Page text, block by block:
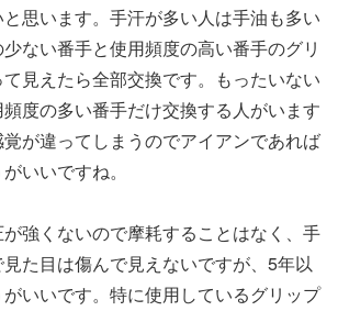
思います。手汗が多い人は手油も多い
ない番手と使用頻度の高い番手のグリ
見えたら全部交換です。もったいない
度の多い番手だけ交換する人がいます
が違ってしまうのでアイアンであれば
いいですね。
強くないので摩耗することはなく、手
た目は傷んで見えないですが、5年以
いいです。特に使用しているグリップ